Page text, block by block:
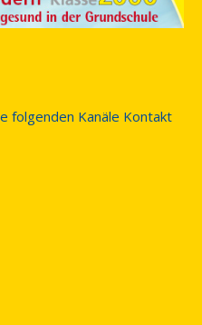
folgenden Kanäle Kontakt